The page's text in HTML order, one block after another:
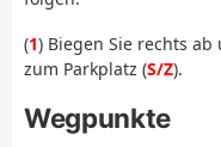
(1) Biegen Sie rechts
zum Parkplatz (S/Z).
Wegpunkte